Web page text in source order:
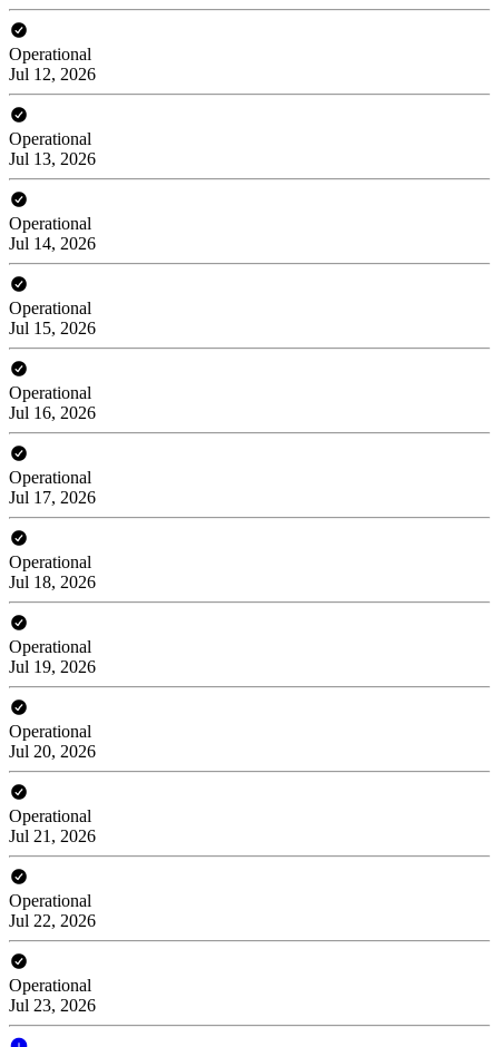
Operational
Jul 12, 2026
Operational
Jul 13, 2026
Operational
Jul 14, 2026
Operational
Jul 15, 2026
Operational
Jul 16, 2026
Operational
Jul 17, 2026
Operational
Jul 18, 2026
Operational
Jul 19, 2026
Operational
Jul 20, 2026
Operational
Jul 21, 2026
Operational
Jul 22, 2026
Operational
Jul 23, 2026